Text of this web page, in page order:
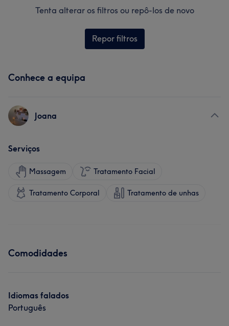
Tenta alterar os filtros ou repô-los de novo
Repor filtros
Conhece a equipa
Joana
Serviços
Massagem Tratamento Facial
Tratamento Corporal Tratamento de unhas
Comodidades
Idiomas falados
Português